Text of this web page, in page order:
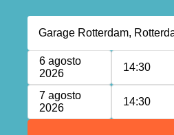
6 agosto
2026
14:30
7 agosto
2026
14:30